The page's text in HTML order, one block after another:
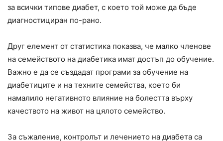
за всички типове диабет, с което той може да бъде
диагностициран по-рано.
Друг елемент от статистика показва, че малко членове
на семейството на диабетика имат достъп до обучение.
Важно е да се създадат програми за обучение на
диабетиците и на техните семейства, което би
намалило негативното влияние на болестта върху
качеството на живот на цялото семейство.
За съжаление, контролът и лечението на диабета са